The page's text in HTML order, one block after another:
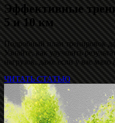
Эффективные
5 и 10 км
Подробный план тренировок
Узнайте, как улучшить
нагрузок, даже если у вас мало
ЧИТАТЬ СТАТЬЮ